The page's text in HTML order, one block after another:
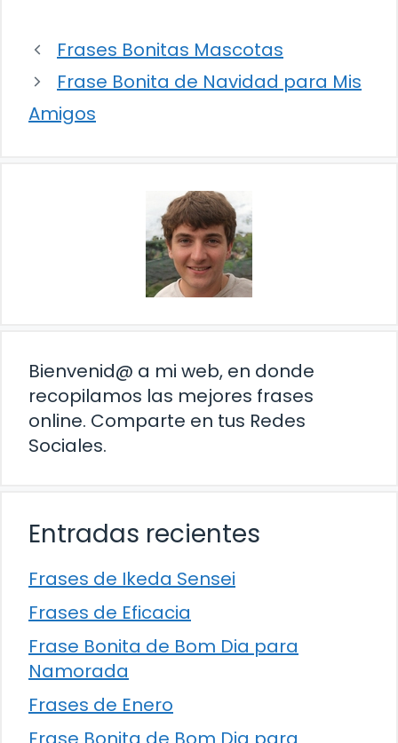
Frases Bonitas Mascotas
Frase Bonita de Navidad para Mis
Amigos
Bienvenid@ a mi web, en donde
recopilamos las mejores frases
online. Comparte en tus Redes
Sociales.
Entradas recientes
Frases de Ikeda Sensei
Frases de Eficacia
Frase Bonita de Bom Dia para
Namorada
Frases de Enero